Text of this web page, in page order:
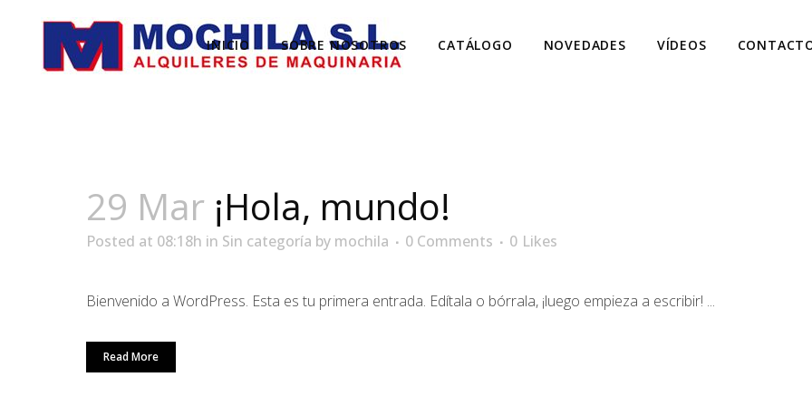
INICIO SOBRE NOSOTROS CATÁLOGO NOVEDADES VÍDEOS
29 Mar ¡Hola, mundo!
Posted at 08:18h in Sin categoría by mochila 0 Comments 0 Likes
Bienvenido a WordPress. Esta es tu primera entrada. Edítala o bórrala, ¡luego empieza a escribir! ...
Read More